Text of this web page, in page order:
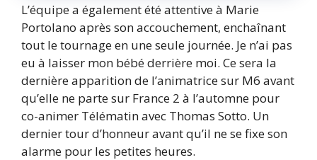
L’équipe a également été attentive à Marie
Portolano après son accouchement, enchaînant
tout le tournage en une seule journée. Je n’ai pas
eu à laisser mon bébé derrière moi. Ce sera la
dernière apparition de l’animatrice sur M6 avant
qu’elle ne parte sur France 2 à l’automne pour
co-animer Télématin avec Thomas Sotto. Un
dernier tour d’honneur avant qu’il ne se fixe son
alarme pour les petites heures.